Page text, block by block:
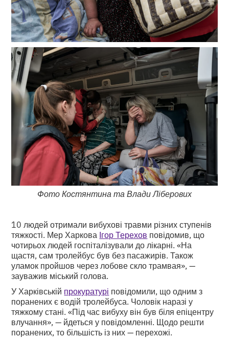
Фото Костянтина та Влади Ліберових
10 людей отримали вибухові травми різних ступенів
тяжкості. Мер Харкова Ігор Терехов повідомив, що
чотирьох людей госпіталізували до лікарні. «На
щастя, сам тролейбус був без пасажирів. Також
уламок пройшов через лобове скло трамвая», —
зауважив міський голова.
У Харківській прокуратурі повідомили, що одним з
поранених є водій тролейбуса. Чоловік наразі у
тяжкому стані. «Під час вибуху він був біля епіцентру
влучання», — йдеться у повідомленні. Щодо решти
поранених, то більшість із них — перехожі.